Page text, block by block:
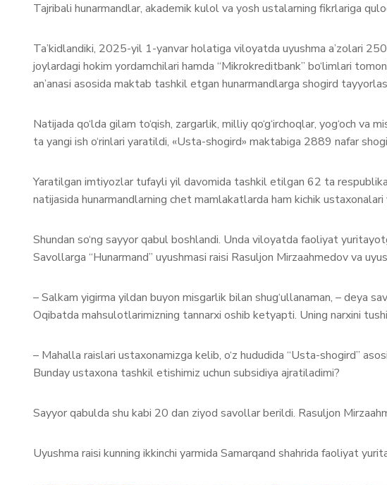
Tajribali hunarmandlar, akademik kulol va yosh ustalarning fikrlariga
Ta’kidlandiki, 2025-yil 1-yanvar holatiga viloyatda uyushma a’zolari
joylardagi hokim yordamchilari hamda “Mikrokreditbank” bo‘limlari
an’anasi asosida maktab tashkil etgan hunarmandlarga shogird
Natijada qo‘lda gilam to‘qish, zargarlik, milliy qo‘g‘irchoqlar, yog‘och
ta yangi ish o‘rinlari yaratildi, «Usta-shogird» maktabiga 2889 nafar
Yaratilgan imtiyozlar tufayli yil davomida tashkil etilgan 62 ta
natijasida hunarmandlarning chet mamlakatlarda ham kichik
Shundan so‘ng sayyor qabul boshlandi. Unda viloyatda faoliyat
Savollarga “Hunarmand” uyushmasi raisi Rasuljon Mirzaahmedov va
– Salkam yigirma yildan buyon misgarlik bilan shug‘ullanaman, – deya
Oqibatda mahsulotlarimizning tannarxi oshib ketyapti. Uning narxini
– Mahalla raislari ustaxonamizga kelib, o‘z hududida “Usta-shogird”
Bunday ustaxona tashkil etishimiz uchun subsidiya ajratiladimi?
Sayyor qabulda shu kabi 20 dan ziyod savollar berildi. Rasuljon
Uyushma raisi kunning ikkinchi yarmida Samarqand shahrida faoliyat